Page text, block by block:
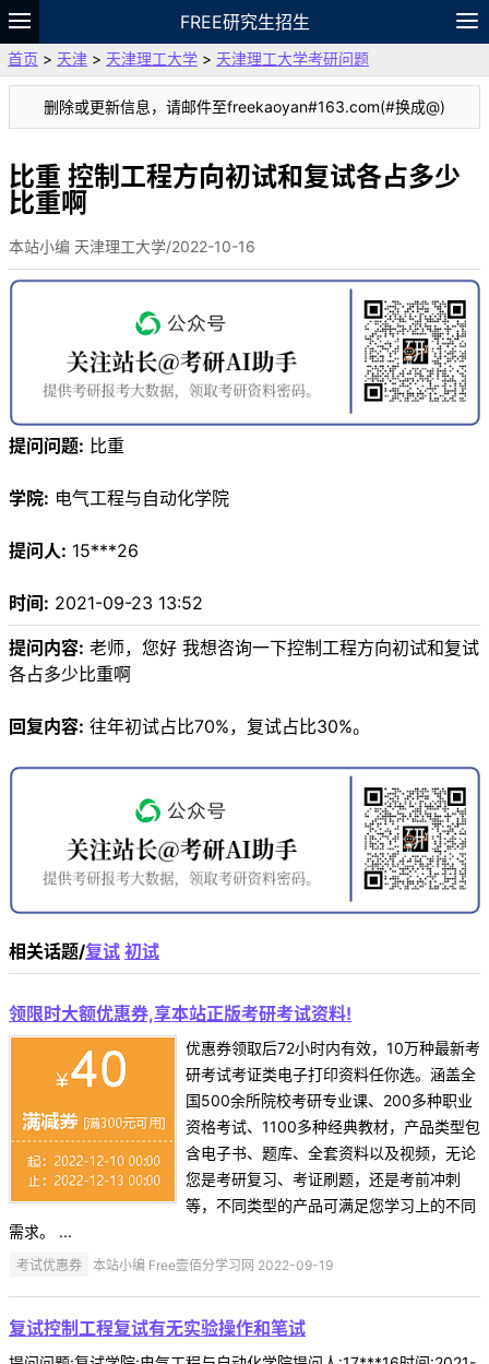
FREE研究生招生
题库
故事 专题 APP 笔记
论坛
VIP
资料
首页 > 天津 > 天津理工大学 > 天津理工大学考研问题
删除或更新信息，请邮件至freekaoyan#163.com(#换成@)
比重 控制工程方向初试和复试各占多少
比重啊
本站小编 天津理工大学/2022-10-16
提问问题: 比重
学院: 电气工程与自动化学院
提问人: 15***26
时间: 2021-09-23 13:52
提问内容: 老师，您好 我想咨询一下控制工程方向初试和复试
各占多少比重啊
回复内容: 往年初试占比70%，复试占比30%。
相关话题/复试 初试
领限时大额优惠券,享本站正版考研考试资料!
优惠券领取后72小时内有效，10万种最新考
研考试考证类电子打印资料任你选。涵盖全
国500余所院校考研专业课、200多种职业
资格考试、1100多种经典教材，产品类型包
含电子书、题库、全套资料以及视频，无论
您是考研复习、考证刷题，还是考前冲刺
等，不同类型的产品可满足您学习上的不同
需求。 ...
考试优惠券 本站小编 Free壹佰分学习网 2022-09-19
复试控制工程复试有无实验操作和笔试